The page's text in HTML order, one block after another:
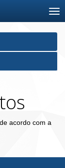
acordo com a